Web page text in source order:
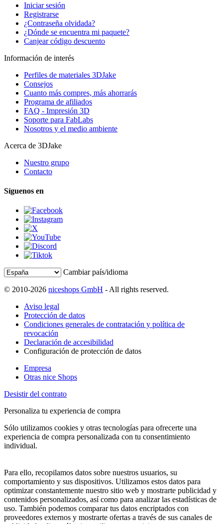
Iniciar sesión
Registrarse
¿Contraseña olvidada?
¿Dónde se encuentra mi paquete?
Canjear código descuento
Información de interés
Perfiles de materiales 3DJake
Consejos
Cuanto más compres, más ahorrarás
Programa de afiliados
FAQ - Impresión 3D
Soporte para FabLabs
Nosotros y el medio ambiente
Acerca de 3DJake
Nuestro grupo
Contacto
Síguenos en
Cambiar país/idioma
© 2010-2026 niceshops GmbH - All rights reserved.
Aviso legal
Protección de datos
Condiciones generales de contratación y política de
revocación
Declaración de accesibilidad
Configuración de protección de datos
Empresa
Otras nice Shops
Desistir del contrato
Personaliza tu experiencia de compra
Sólo utilizamos cookies y otras tecnologías para ofrecerte una
experiencia de compra personalizada con tu consentimiento
individual.
Para ello, recopilamos datos sobre nuestros usuarios, su
comportamiento y sus dispositivos. Utilizamos estos datos para
optimizar constantemente nuestro sitio web y mostrarte publicidad y
contenidos personalizados, así como para analizar las estadísticas de
uso. También podemos comparar tus datos encriptados con
proveedores externos y mostrarte ofertas a través de sus canales de